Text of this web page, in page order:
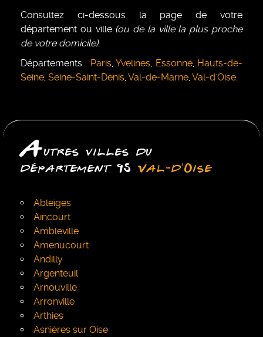
Consultez ci-dessous la page de votre
département ou ville (ou de la ville la plus proche
de votre domicile).
Départements : Paris,Yvelines, Essonne, Hauts-de-
Seine, Seine-Saint-Denis,Val-de-Marne,Val-d'Oise.
Autres villes du
département 95 Val-d'Oise
Ableiges
Aincourt
Ambleville
Amenucourt
Andilly
Argenteuil
Arnouville
Arronville
Arthies
Asnières sur Oise